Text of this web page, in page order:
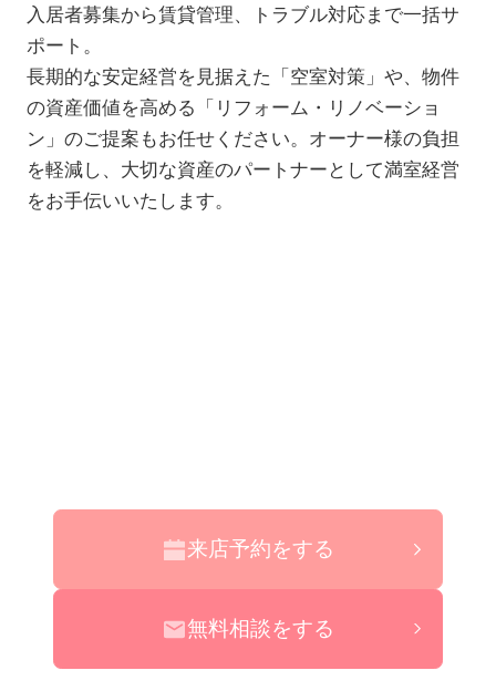
入居者募集から賃貸管理、トラブル対応まで一括サ
ポート。
長期的な安定経営を見据えた「空室対策」や、物件
の資産価値を高める「リフォーム・リノベーショ
ン」のご提案もお任せください。オーナー様の負担
を軽減し、大切な資産のパートナーとして満室経営
をお手伝いいたします。
来店予約をする
無料相談をする